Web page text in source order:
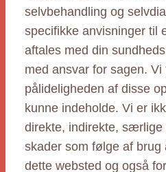
selvbehandling og
specifikke anvisninger til
aftales med din
med ansvar for sagen. Vi
pålideligheden af disse
kunne indeholde. Vi er
direkte, indirekte, særlige
skader som følge af brug
dette websted og også